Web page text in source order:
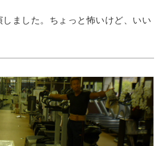
ました。ちょっと怖いけど、いい